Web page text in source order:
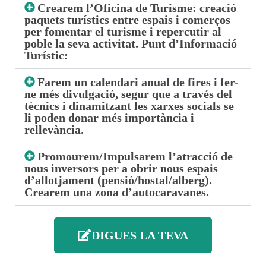
Crearem l’Oficina de Turisme: creació
paquets turístics entre espais i comerços
per fomentar el turisme i repercutir al
poble la seva activitat. Punt d’Informació
Turístic:
Farem un calendari anual de fires i fer-
ne més divulgació, segur que a través del
tècnics i dinamitzant les xarxes socials se
li poden donar més importància i
rellevància.
Promourem/Impulsarem l’atracció de
nous inversors per a obrir nous espais
d’allotjament (pensió/hostal/alberg).
Crearem una zona d’autocaravanes.
DIGUES LA TEVA